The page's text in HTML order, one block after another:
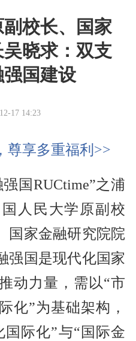
校长、国家
晓求：双支
国建设
17 14:23
尊享多重福利>>
国RUCtime”之浦
人民大学原副校
国家金融研究院院
强国是现代化国家
动力量，需以“市
化”为基础架构，
际化”与“国际金